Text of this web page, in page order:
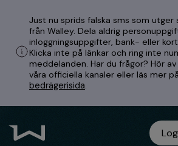
Just nu sprids falska sms som utger
från Walley. Dela aldrig
inloggningsuppgifter, bank- eller
Klicka inte på länkar och ring inte
meddelanden. Har du frågor? Hör
våra officiella kanaler eller läs mer
bedrägerisida.